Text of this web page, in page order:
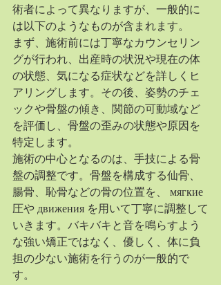
術者によって異なりますが、一般的に
は以下のようなものが含まれます。
まず、施術前には丁寧なカウンセリン
グが行われ、出産時の状況や現在の体
の状態、気になる症状などを詳しくヒ
アリングします。その後、姿勢のチェ
ックや骨盤の傾き、関節の可動域など
を評価し、骨盤の歪みの状態や原因を
特定します。
施術の中心となるのは、手技による骨
盤の調整です。骨盤を構成する仙骨、
腸骨、恥骨などの骨の位置を、 мягкие
圧や движения を用いて丁寧に調整して
いきます。バキバキと音を鳴らすよう
な強い矯正ではなく、優しく、体に負
担の少ない施術を行うのが一般的で
す。